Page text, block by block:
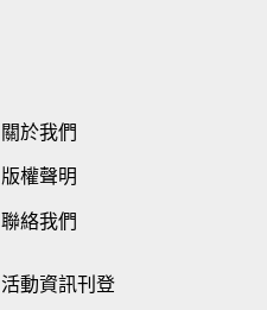
關於我們
版權聲明
聯絡我們
活動資訊刊登